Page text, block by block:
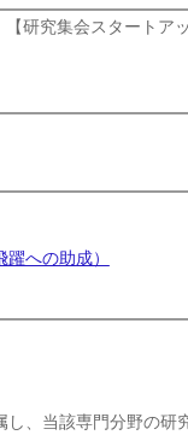
研究集会スタートア
への助成）
、当該専門分野の研